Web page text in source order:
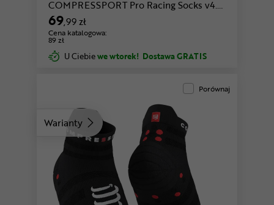
COMPRESSPORT Pro Racing Socks v4.0
Bike
69,99 zł
Cena katalogowa:
89 zł
U Ciebiewe wtorek! Dostawa GRATIS
Warianty
Porównaj